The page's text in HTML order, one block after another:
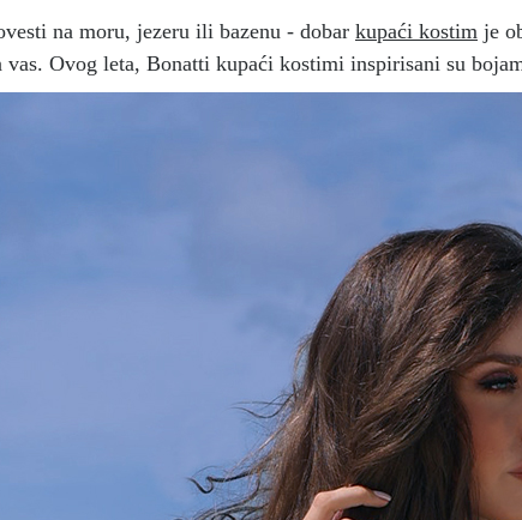
na moru, jezeru ili bazenu - dobar kupaći kostim je
vas. Ovog leta, Bonatti kupaći kostimi inspirisani su